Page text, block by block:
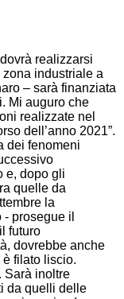
realizzarsi
industriale a
– sarà finanziata
Mi auguro che
realizzate nel
dell’anno 2021”.
dei fenomeni
e, dopo gli
quelle da
la
prosegue il
futuro
dovrebbe anche
filato liscio.
Sarà inoltre
da quelli delle